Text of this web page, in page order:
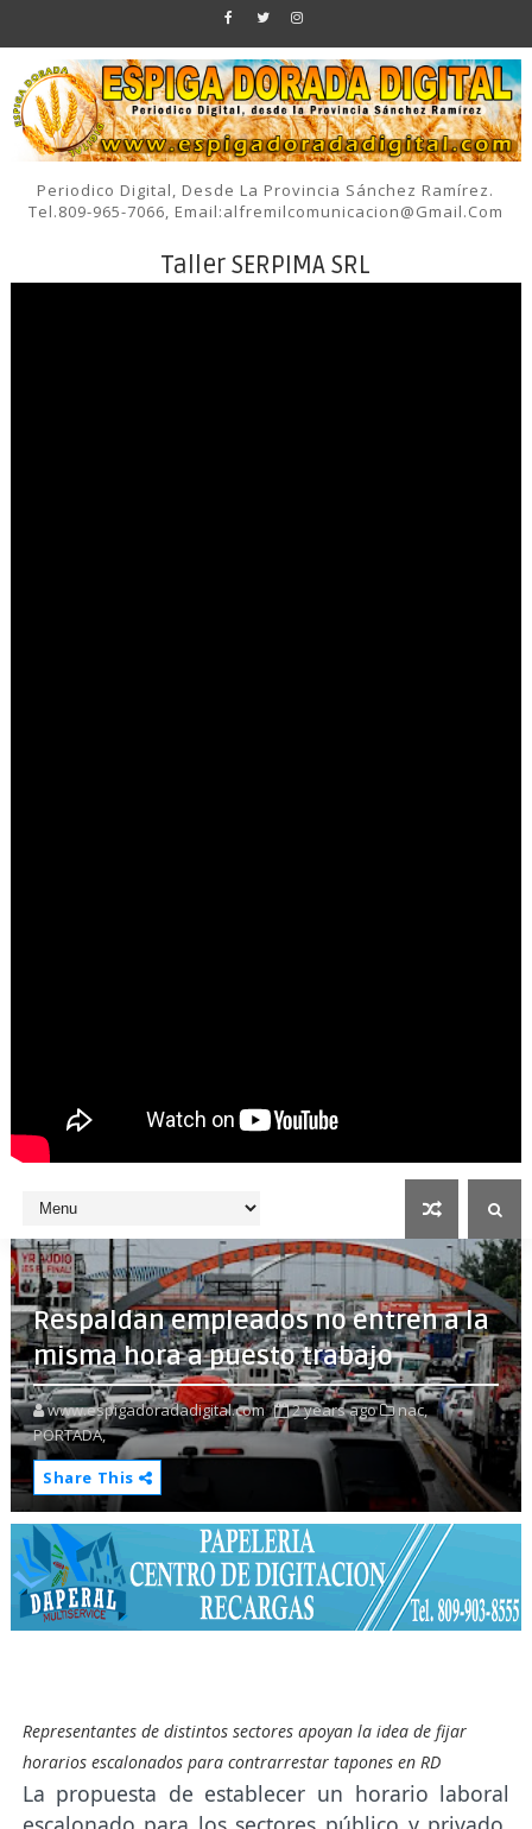
Periodico Digital, Desde La Provincia Sánchez Ramírez.
Tel.809-965-7066, Email:alfremilcomunicacion@gmail.com
Taller SERPIMA SRL
Respaldan empleados no entren a la
misma hora a puesto trabajo
www.espigadoradadigital.com 2 years ago
nac,
PORTADA,
Share This
Representantes de distintos sectores apoyan la idea de fijar
horarios escalonados para contrarrestar tapones en RD
La propuesta de establecer un horario laboral